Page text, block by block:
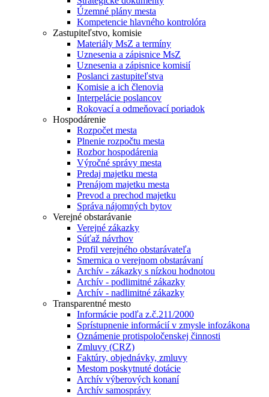
Územné plány mesta
Kompetencie hlavného kontrolóra
Zastupiteľstvo, komisie
Materiály MsZ a termíny
Uznesenia a zápisnice MsZ
Uznesenia a zápisnice komisií
Poslanci zastupiteľstva
Komisie a ich členovia
Interpelácie poslancov
Rokovací a odmeňovací poriadok
Hospodárenie
Rozpočet mesta
Plnenie rozpočtu mesta
Rozbor hospodárenia
Výročné správy mesta
Predaj majetku mesta
Prenájom majetku mesta
Prevod a prechod majetku
Správa nájomných bytov
Verejné obstarávanie
Verejné zákazky
Súťaž návrhov
Profil verejného obstarávateľa
Smernica o verejnom obstarávaní
Archív - zákazky s nízkou hodnotou
Archív - podlimitné zákazky
Archív - nadlimitné zákazky
Transparentné mesto
Informácie podľa z.č.211/2000
Sprístupnenie informácií v zmysle infozákona
Oznámenie protispoločenskej činnosti
Zmluvy (CRZ)
Faktúry, objednávky, zmluvy
Mestom poskytnuté dotácie
Archív výberových konaní
Archív samosprávy